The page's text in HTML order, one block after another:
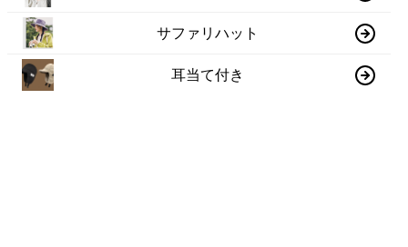
サファリハット
耳当て付き